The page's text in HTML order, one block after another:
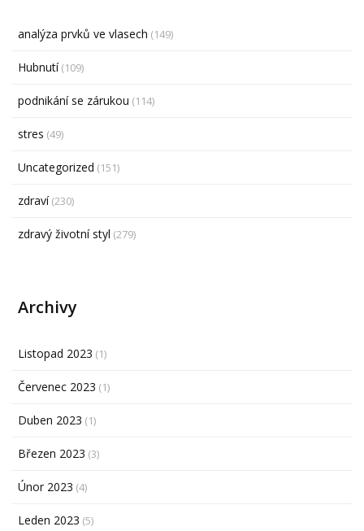
analýza prvků ve vlasech (149)
Hubnutí(109)
podnikání se zárukou (114)
stres (49)
Uncategorized (151)
zdraví(230)
zdravý životní styl (279)
Archivy
Listopad 2023 (1)
Červenec 2023 (1)
Duben 2023 (1)
Březen 2023 (3)
Únor 2023 (4)
Leden 2023 (5)